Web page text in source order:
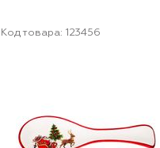
Код товара: 123456